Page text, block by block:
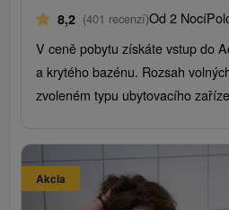
8,2 (401 recenzí)Od 2 Nocí
V ceně pobytu získáte vstup do
a krytého bazénu. Rozsah
zvoleném typu ubytovacího
Akcia